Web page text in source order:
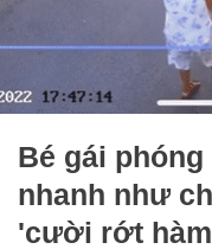
Bé gái
nhanh như
'cười rớt